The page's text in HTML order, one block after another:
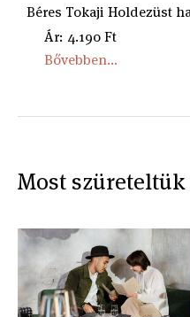
Béres Tokaji Holdezüst
Ár: 4.190 Ft
Bővebben...
Most szüreteltük